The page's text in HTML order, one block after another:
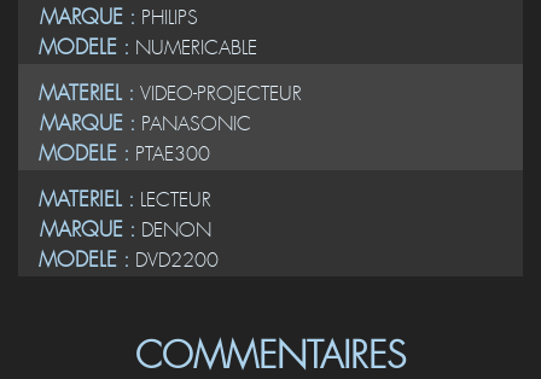
MARQUE : PHILIPS
MODELE : NUMERICABLE
MATERIEL : VIDEO-PROJECTEUR
MARQUE : PANASONIC
MODELE : PTAE300
MATERIEL : LECTEUR
MARQUE : DENON
MODELE : DVD2200
COMMENTAIRES